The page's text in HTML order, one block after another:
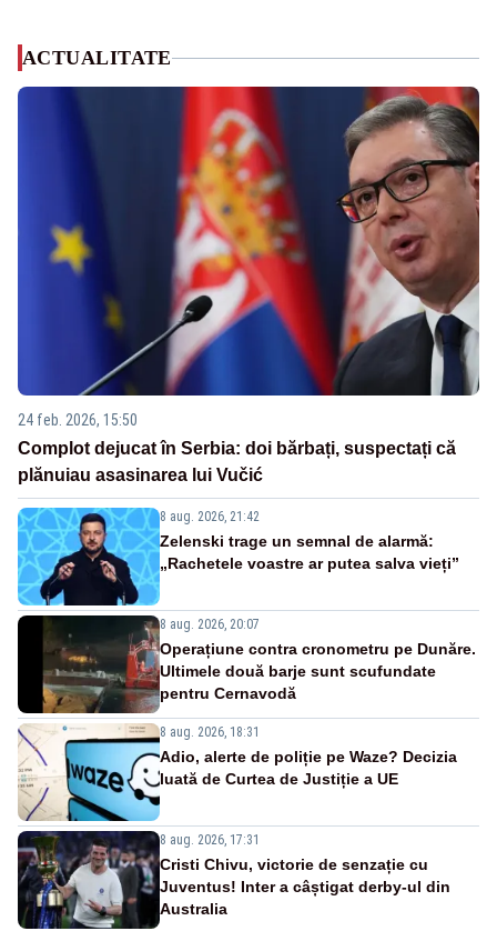
ACTUALITATE
24 feb. 2026, 15:50
Complot dejucat în Serbia: doi bărbați, suspectați că
plănuiau asasinarea lui Vučić
8 aug. 2026, 21:42
Zelenski trage un semnal de alarmă:
„Rachetele voastre ar putea salva vieți”
8 aug. 2026, 20:07
Operațiune contra cronometru pe Dunăre.
Ultimele două barje sunt scufundate
pentru Cernavodă
8 aug. 2026, 18:31
Adio, alerte de poliție pe Waze? Decizia
luată de Curtea de Justiție a UE
8 aug. 2026, 17:31
Cristi Chivu, victorie de senzație cu
Juventus! Inter a câștigat derby-ul din
Australia